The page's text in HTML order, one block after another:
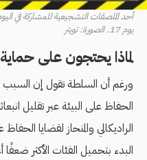
أحد الملصقات التشجيعية للمشاركة في
يوم 17. الصورة: تويتر
لماذا يحتجون على حماية
ورغم أن السلطة تقول إن السبب
الحفاظ على البيئة عبر تقليل
الراديكالي والمنحاز لقضايا
البدء بتحميل الفئات الأكثر